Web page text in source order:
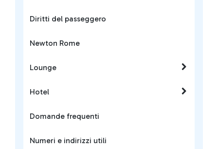
Diritti del passeggero
Newton Rome
Lounge
Hotel
Domande frequenti
Numeri e indirizzi utili